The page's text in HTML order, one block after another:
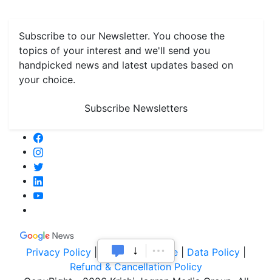
Subscribe to our Newsletter. You choose the
topics of your interest and we'll send you
handpicked news and latest updates based on
your choice.
Subscribe Newsletters
Privacy Policy Terms of Service Data Policy
Refund & Cancellation Policy